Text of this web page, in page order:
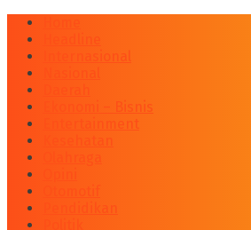
Internasional
Ekonomi – Bisnis
Entertainment